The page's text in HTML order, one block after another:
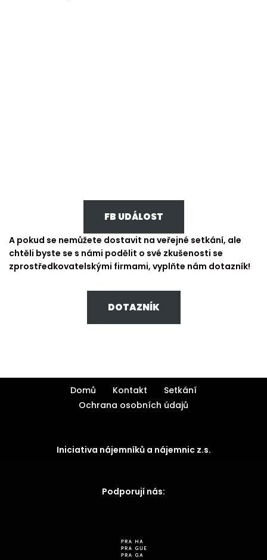
FB UDÁLOST
A pokud se nemůžete dostavit na veřejné setkání, ale
chtěli byste se s námi podělit o své zkušenosti se
zprostředkovatelskými firmami, vyplňte nám dotazník!
DOTAZNÍK
Domů Kontakt
Setkání
Ochrana osobních údajů
Iniciativa nájemníků a nájemnic z.s.
Podporují nás: